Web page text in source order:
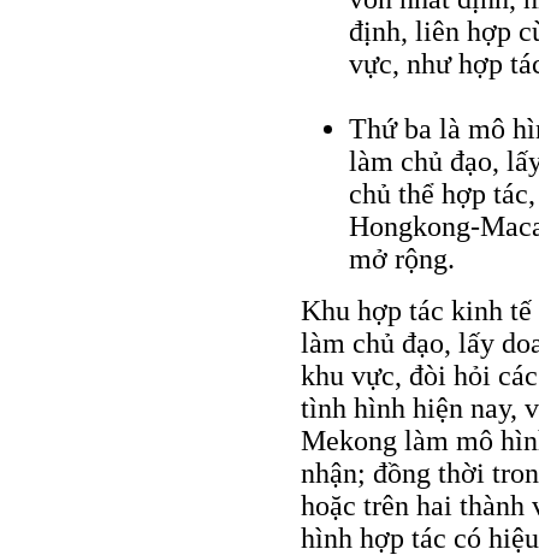
định, liên hợp
vực, như hợp
Thứ ba là mô
làm chủ đạo,
chủ thể hợp
Hongkong-
mở rộng.
Khu hợp tác kinh
làm chủ đạo, lấy
khu vực, đòi hỏi
tình hình hiện nay,
Mekong làm mô
nhận; đồng thời
hoặc trên hai thành
hình hợp tác có